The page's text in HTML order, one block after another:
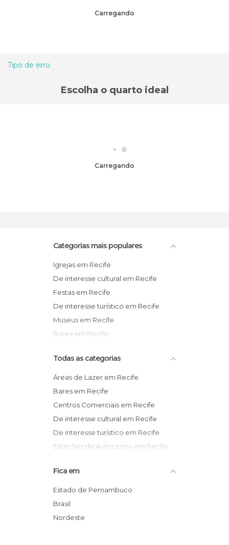
Carregando
Tipo de erro
Escolha o quarto ideal
Carregando
Categorias mais populares
Igrejas em Recife
De interesse cultural em Recife
Festas em Recife
De interesse turístico em Recife
Museus em Recife
Bares em Recife
Todas as categorias
Áreas de Lazer em Recife
Bares em Recife
Centros Comerciais em Recife
De interesse cultural em Recife
De interesse turístico em Recife
Estações de Autocarros em Recife
Festas em Recife
Igrejas em Recife
Informação Turística em Recife
Jardins em Recife
Fica em
Estado de Pernambuco
Brasil
Nordeste